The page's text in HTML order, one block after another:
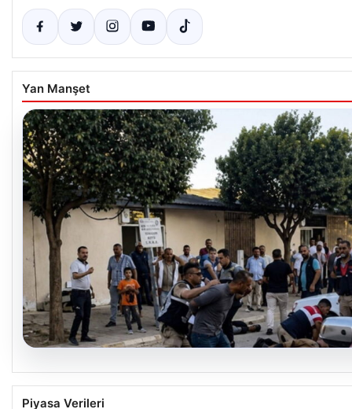
Yan Manşet
08.08.2026
Viranşehir’de Sağlık Kontrolü Sırasında
Piyasa Verileri